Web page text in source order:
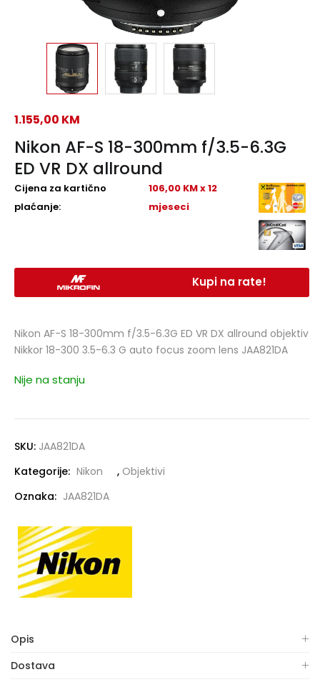
Nikon AF-S 18-300mm f/3.5-6.3G
ED VR DX allround
1.155,00 KM
Cijena za kartično
plaćanje:
106,00 KM x 12
mjeseci
Kupi na rate!
Nikon AF-S 18-300mm f/3.5-6.3G ED VR DX allround objektiv
Nikkor 18-300 3.5-6.3 G auto focus zoom lens JAA821DA
Nije na stanju
SKU: JAA821DA
Kategorije: Nikon , Objektivi
Oznaka: JAA821DA
Opis
Dostava